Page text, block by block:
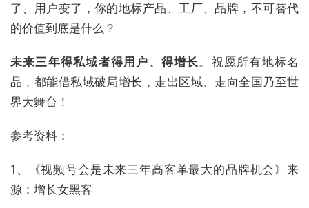
了、用户变了，你的地标产品、工厂、品牌，不可替代
的价值到底是什么？
未来三年得私域者得用户、得增长。祝愿所有地标名
品，都能借私域破局增长，走出区域、走向全国乃至世
界大舞台！
参考资料：
1、《视频号会是未来三年高客单最大的品牌机会》来
源：增长女黑客